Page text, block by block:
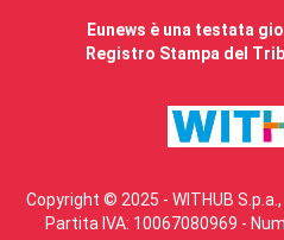
Eunews è una testata
Registro Stampa del
Copyright © 2025 - WITHUB
Partita IVA: 10067080969 -